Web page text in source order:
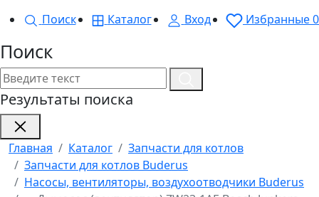
Поиск
Каталог Вход Избранные0
Поиск
Результаты поиска
Главная Каталог
Запчасти для котлов
Запчасти для котлов Buderus
Насосы, вентиляторы, воздухоотводчики Buderus